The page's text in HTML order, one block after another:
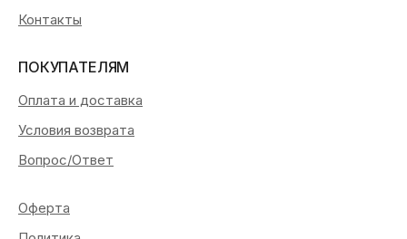
Контакты
Оплата и доставка
ПОКУПАТЕЛЯМ
Вопрос/Ответ
Условия возврата
Оферта